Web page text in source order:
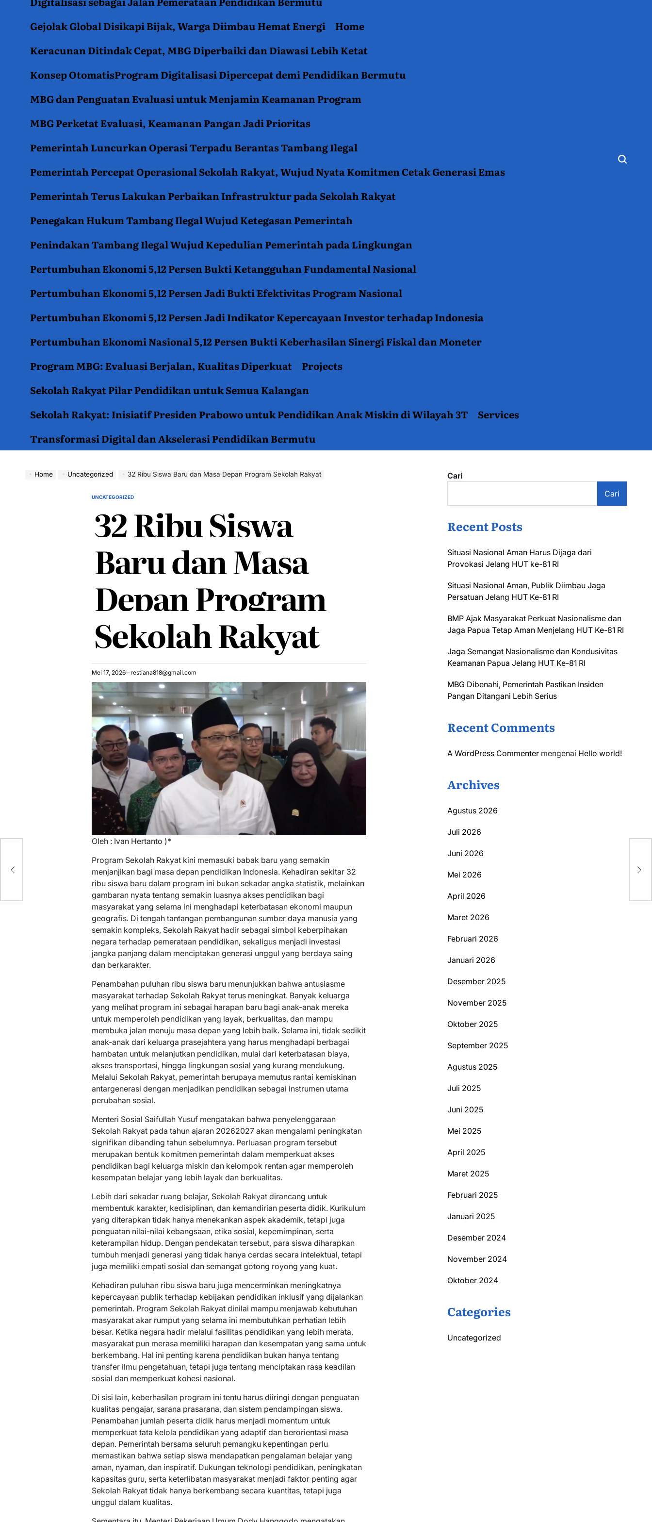
Gejolak Global Disikapi Bijak, Warga Diimbau Hemat Energi
Home
Keracunan Ditindak Cepat, MBG Diperbaiki dan Diawasi Lebih Ketat
Konsep OtomatisProgram Digitalisasi Dipercepat demi Pendidikan Bermutu
MBG dan Penguatan Evaluasi untuk Menjamin Keamanan Program
MBG Perketat Evaluasi, Keamanan Pangan Jadi Prioritas
Pemerintah Luncurkan Operasi Terpadu Berantas Tambang Ilegal
Pemerintah Percepat Operasional Sekolah Rakyat, Wujud Nyata Komitmen Cetak Generasi Emas
Pemerintah Terus Lakukan Perbaikan Infrastruktur pada Sekolah Rakyat
Penegakan Hukum Tambang Ilegal Wujud Ketegasan Pemerintah
Penindakan Tambang Ilegal Wujud Kepedulian Pemerintah pada Lingkungan
Pertumbuhan Ekonomi 5,12 Persen Bukti Ketangguhan Fundamental Nasional
Pertumbuhan Ekonomi 5,12 Persen Jadi Bukti Efektivitas Program Nasional
Pertumbuhan Ekonomi 5,12 Persen Jadi Indikator Kepercayaan Investor terhadap Indonesia
Pertumbuhan Ekonomi Nasional 5,12 Persen Bukti Keberhasilan Sinergi Fiskal dan Moneter
Program MBG: Evaluasi Berjalan, Kualitas Diperkuat
Projects
Sekolah Rakyat Pilar Pendidikan untuk Semua Kalangan
Sekolah Rakyat: Inisiatif Presiden Prabowo untuk Pendidikan Anak Miskin di Wilayah 3T
Services
Transformasi Digital dan Akselerasi Pendidikan Bermutu
Home Uncategorized 32 Ribu Siswa Baru dan Masa Depan Program Sekolah Rakyat
POSTED
UNCATEGORIZED
32 Ribu Siswa
Baru dan Masa
Depan Program
Sekolah Rakyat
Mei 17, 2026 restiana818@gmail.com
Oleh : Ivan Hertanto )*
Program Sekolah Rakyat kini memasuki babak baru yang semakin
menjanjikan bagi masa depan pendidikan Indonesia. Kehadiran sekitar 32
ribu siswa baru dalam program ini bukan sekadar angka statistik, melainkan
gambaran nyata tentang semakin luasnya akses pendidikan bagi
masyarakat yang selama ini menghadapi keterbatasan ekonomi maupun
geografis. Di tengah tantangan pembangunan sumber daya manusia yang
semakin kompleks, Sekolah Rakyat hadir sebagai simbol keberpihakan
negara terhadap pemerataan pendidikan, sekaligus menjadi investasi
jangka panjang dalam menciptakan generasi unggul yang berdaya saing
dan berkarakter.
Penambahan puluhan ribu siswa baru menunjukkan bahwa antusiasme
masyarakat terhadap Sekolah Rakyat terus meningkat. Banyak keluarga
yang melihat program ini sebagai harapan baru bagi anak-anak mereka
untuk memperoleh pendidikan yang layak, berkualitas, dan mampu
membuka jalan menuju masa depan yang lebih baik. Selama ini, tidak sedikit
anak-anak dari keluarga prasejahtera yang harus menghadapi berbagai
hambatan untuk melanjutkan pendidikan, mulai dari keterbatasan biaya,
akses transportasi, hingga lingkungan sosial yang kurang mendukung.
Melalui Sekolah Rakyat, pemerintah berupaya memutus rantai kemiskinan
antargenerasi dengan menjadikan pendidikan sebagai instrumen utama
perubahan sosial.
Menteri Sosial Saifullah Yusuf mengatakan bahwa penyelenggaraan
Sekolah Rakyat pada tahun ajaran 20262027 akan mengalami peningkatan
signifikan dibanding tahun sebelumnya. Perluasan program tersebut
merupakan bentuk komitmen pemerintah dalam memperkuat akses
pendidikan bagi keluarga miskin dan kelompok rentan agar memperoleh
kesempatan belajar yang lebih layak dan berkualitas.
Lebih dari sekadar ruang belajar, Sekolah Rakyat dirancang untuk
membentuk karakter, kedisiplinan, dan kemandirian peserta didik. Kurikulum
yang diterapkan tidak hanya menekankan aspek akademik, tetapi juga
penguatan nilai-nilai kebangsaan, etika sosial, kepemimpinan, serta
keterampilan hidup. Dengan pendekatan tersebut, para siswa diharapkan
tumbuh menjadi generasi yang tidak hanya cerdas secara intelektual, tetapi
juga memiliki empati sosial dan semangat gotong royong yang kuat.
Kehadiran puluhan ribu siswa baru juga mencerminkan meningkatnya
kepercayaan publik terhadap kebijakan pendidikan inklusif yang dijalankan
pemerintah. Program Sekolah Rakyat dinilai mampu menjawab kebutuhan
masyarakat akar rumput yang selama ini membutuhkan perhatian lebih
besar. Ketika negara hadir melalui fasilitas pendidikan yang lebih merata,
masyarakat pun merasa memiliki harapan dan kesempatan yang sama untuk
berkembang. Hal ini penting karena pendidikan bukan hanya tentang
transfer ilmu pengetahuan, tetapi juga tentang menciptakan rasa keadilan
sosial dan memperkuat kohesi nasional.
Di sisi lain, keberhasilan program ini tentu harus diiringi dengan penguatan
kualitas pengajar, sarana prasarana, dan sistem pendampingan siswa.
Penambahan jumlah peserta didik harus menjadi momentum untuk
memperkuat tata kelola pendidikan yang adaptif dan berorientasi masa
depan. Pemerintah bersama seluruh pemangku kepentingan perlu
memastikan bahwa setiap siswa mendapatkan pengalaman belajar yang
aman, nyaman, dan inspiratif. Dukungan teknologi pendidikan, peningkatan
kapasitas guru, serta keterlibatan masyarakat menjadi faktor penting agar
Sekolah Rakyat tidak hanya berkembang secara kuantitas, tetapi juga
unggul dalam kualitas.
Cari
Cari
Recent Posts
Situasi Nasional Aman Harus Dijaga dari
Provokasi Jelang HUT ke-81 RI
Situasi Nasional Aman, Publik Diimbau Jaga
Persatuan Jelang HUT Ke-81 RI
BMP Ajak Masyarakat Perkuat Nasionalisme dan
Jaga Papua Tetap Aman Menjelang HUT Ke-81 RI
Jaga Semangat Nasionalisme dan Kondusivitas
Keamanan Papua Jelang HUT Ke-81 RI
MBG Dibenahi, Pemerintah Pastikan Insiden
Pangan Ditangani Lebih Serius
Recent Comments
A WordPress Commenter mengenai Hello world!
Archives
Agustus 2026
Juli 2026
Juni 2026
Mei 2026
April 2026
Maret 2026
Februari 2026
Januari 2026
Desember 2025
November 2025
Oktober 2025
September 2025
Agustus 2025
Juli 2025
Juni 2025
Mei 2025
April 2025
Maret 2025
Februari 2025
Januari 2025
Desember 2024
November 2024
Oktober 2024
Categories
Uncategorized